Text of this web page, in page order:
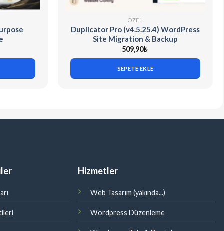
ÖZEL
Duplicator Pro (v4.5.25.4) WordPress
Site Migration & Backup
509,90₺
SEPETE EKLE
Hizmetler
Web Tasarım (yakında...)
Wordpress Düzenleme